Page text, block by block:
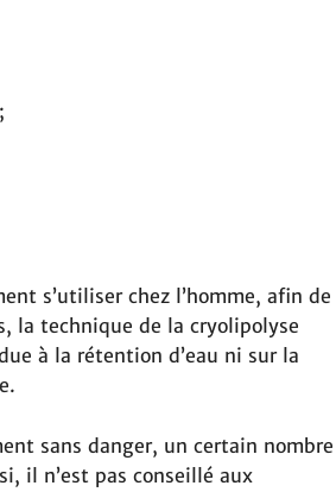
s’utiliser chez l’homme, afin de
la technique de la cryolipolyse
à la rétention d’eau ni sur la
sans danger, un certain nombre
il n’est pas conseillé aux